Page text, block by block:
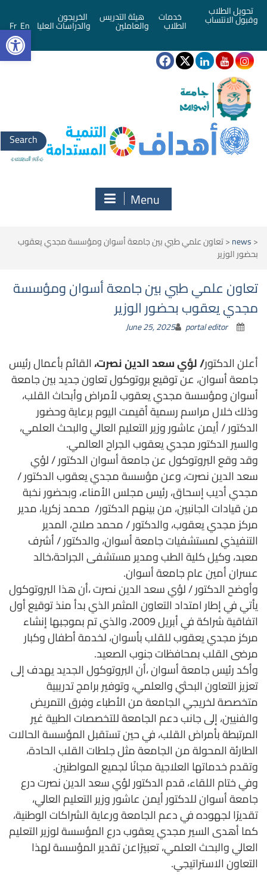
تحويل الطلاب
وقبول الانتساب خدمات
الطلاب
هيئة التدريس
والعاملين
الخريجون
والدراسات العليا En
Fr
Search
for:
Menu
<
news
<تعاون علمي طبي بين جامعة أسوان ومؤسسة مجدي يعقوب
بحضور الوزير
تعاون علمي طبي بين جامعة أسوان ومؤسسة
مجدي يعقوب بحضور الوزير
June 25, 2025 portal editor
أعلن الدكتور/ لؤي سعد الدين نصرت،القائم بأعمال رئيس
جامعة أسوان، عن توقيع بروتوكول تعاون جديد بين جامعة
أسوان ومؤسسة مجدي يعقوب لأمراض وأبحاث القلب،
وذلك خلال مراسم رسمية أقيمت اليوم برعاية وحضور
الدكتور / أيمن عاشور وزير التعليم العالي والبحث العلمي،
والسير الدكتور مجدي يعقوب الجراح العالمي.
وقد وقع البروتوكول عن جامعة أسوان الدكتور / لؤي
سعد الدين نصرت، وعن مؤسسة مجدي يعقوب الدكتور /
مجدي أديب إسحاق، رئيس مجلس الأمناء، وبحضور نخبة
من قيادات الجانبين، من بينهم الدكتور/ محمد زكريا، مدير
مركز مجدي يعقوب، والدكتور / محمد صلاح، المدير
التنفيذي لمستشفيات جامعة أسوان، والدكتور / أشرف
معبد، وكيل كلية الطب ومدير مستشفى الجراحة،خالد
عسران أمين عام جامعة أسوان.
وأوضح الدكتور / لؤي سعد الدين نصرت ،أن هذا البروتوكول
يأتي في إطار امتداد التعاون المثمر الذي بدأ منذ توقيع أول
اتفاقية شراكة في أبريل 2009، والذي تم بموجبها إنشاء
مركز مجدي يعقوب للقلب بأسوان، لخدمة أطفال وكبار
مرضى القلب بمحافظات جنوب الصعيد.
وأكد رئيس جامعة أسوان ،أن البروتوكول الجديد يهدف إلى
تعزيز التعاون البحثي والعلمي، وتوفير برامج تدريبية
متخصصة لخريجي الجامعة من الأطباء وفِرق التمريض
والفنيين، إلى جانب دعم الجامعة للتخصصات الطبية غير
المرتبطة بأمراض القلب، في حين تستقبل المؤسسة الحالات
الطارئة المحولة من الجامعة مثل جلطات القلب الحادة،
وتقدم خدماتها العلاجية مجانًا لجميع المواطنين.
وفي ختام اللقاء، قدم الدكتور لؤي سعد الدين نصرت درع
جامعة أسوان للدكتور أيمن عاشور وزير التعليم العالي،
تقديرًا لجهوده في دعم الجامعة ورعاية الشراكات الوطنية،
كما أهدى السير مجدي يعقوب درع المؤسسة لوزير التعليم
العالي والبحث العلمي، تعبيرًاعن تقدير المؤسسة لهذا
التعاون الاستراتيجي.